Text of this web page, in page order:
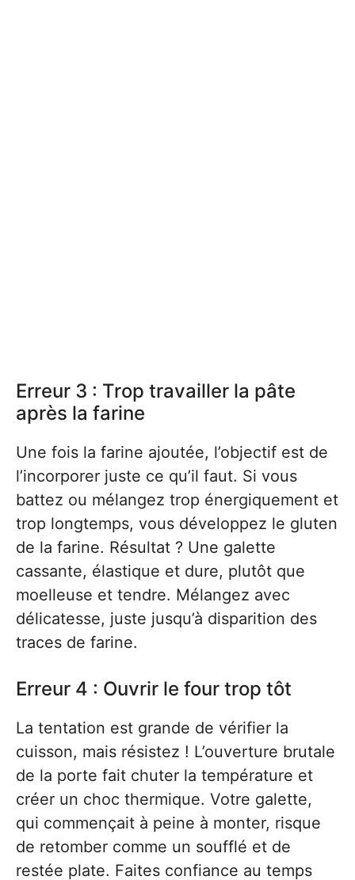
Erreur 3 : Trop travailler la pâte
après la farine
Une fois la farine ajoutée, l’objectif est de
l’incorporer juste ce qu’il faut. Si vous
battez ou mélangez trop énergiquement et
trop longtemps, vous développez le gluten
de la farine. Résultat ? Une galette
cassante, élastique et dure, plutôt que
moelleuse et tendre. Mélangez avec
délicatesse, juste jusqu’à disparition des
traces de farine.
Erreur 4 : Ouvrir le four trop tôt
La tentation est grande de vérifier la
cuisson, mais résistez ! L’ouverture brutale
de la porte fait chuter la température et
créer un choc thermique. Votre galette,
qui commençait à peine à monter, risque
de retomber comme un soufflé et de
restée plate. Faites confiance au temps